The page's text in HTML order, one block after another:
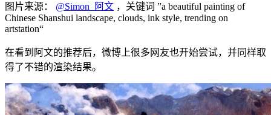
图片来源： @Simon_阿文 ，关键词 ”a beautiful painting of
Chinese Shanshui landscape, clouds, ink style, trending on
artstation“
在看到阿文的推荐后，微博上很多网友也开始尝试，并同样取
得了不错的渲染结果。